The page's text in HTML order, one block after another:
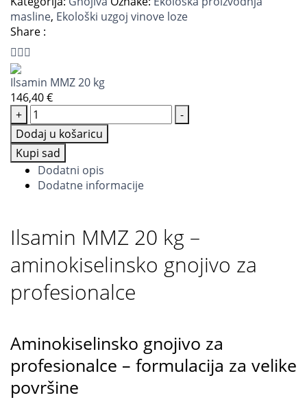
masline, Ekološki uzgoj vinove loze
Share :
Ilsamin MMZ 20 kg
146,40€
+
-
Dodaj u košaricu
Kupi sad
Dodatni opis
Dodatne informacije
Ilsamin MMZ 20 kg –
aminokiselinsko gnojivo za
profesionalce
Aminokiselinsko gnojivo za
profesionalce – formulacija za velike
površine